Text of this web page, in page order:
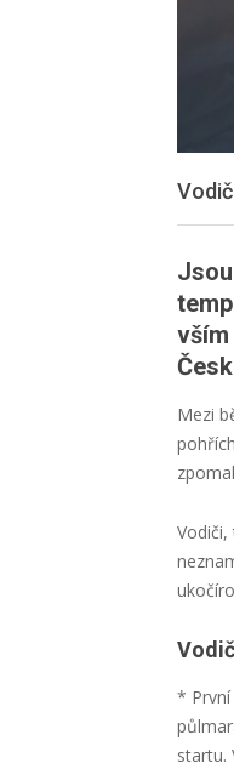
Mezi
*
startu.